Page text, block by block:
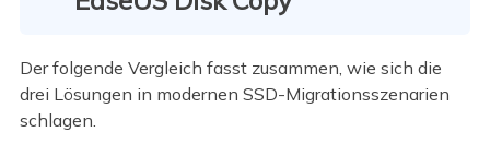
Der folgende Vergleich fasst zusammen, wie sich die
drei Lösungen in modernen SSD-Migrationsszenarien
schlagen.